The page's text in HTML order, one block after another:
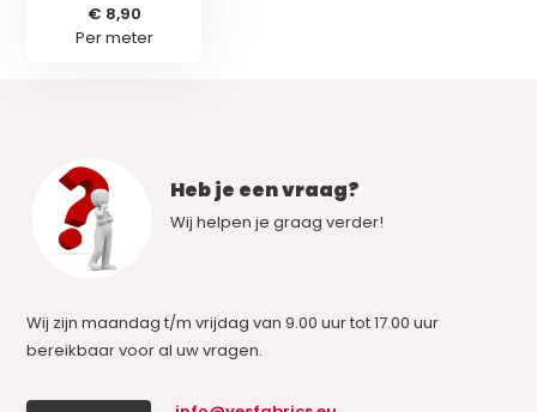
€ 8,90
Per meter
Heb je een vraag?
Wij helpen je graag verder!
Wij zijn maandag t/m vrijdag van 9.00 uur tot 17.00 uur
bereikbaar voor al uw vragen.